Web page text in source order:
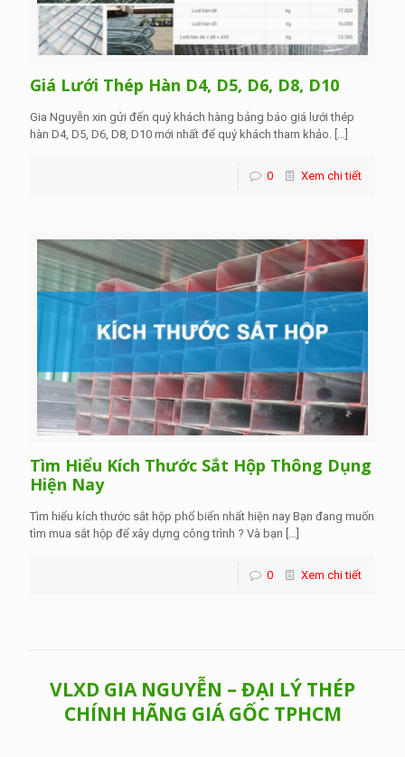
Giá Lưới Thép Hàn D4, D5, D6, D8, D10
Gia Nguyễn xin gửi đến quý khách hàng bảng báo giá lưới thép
hàn D4, D5, D6, D8, D10 mới nhất để quý khách tham khảo. […]
0 Xem chi tiết
Tìm Hiểu Kích Thước Sắt Hộp Thông Dụng
Hiện Nay
Tìm hiểu kích thước sắt hộp phổ biến nhất hiện nay Bạn đang muốn
tìm mua sắt hộp để xây dựng công trình ? Và bạn […]
0 Xem chi tiết
VLXD GIA NGUYỄN – ĐẠI LÝ THÉP
CHÍNH HÃNG GIÁ GỐC TPHCM